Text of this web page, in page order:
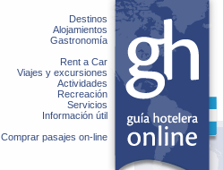
Destinos
Alojamientos
Gastronomía
Rent a Car
Viajes y excursiones
Actividades
Recreación
Servicios
Información útil
Comprar pasajes on-line